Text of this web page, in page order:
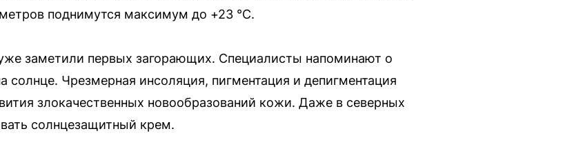
поднимутся максимум до +23 °C.
заметили первых загорающих. Специалисты напоминают о
солнце. Чрезмерная инсоляция, пигментация и депигментация
злокачественных новообразований кожи. Даже в северных
солнцезащитный крем.